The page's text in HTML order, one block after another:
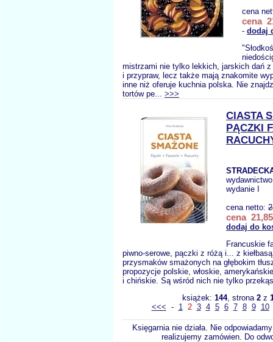
cena
cena
- dodaj
mistrzami nie tylko lekkich, jarskich dań z
i przypraw, lecz także mają znakomite
inne niż oferuje kuchnia polska. Nie
tortów pe... >>>
CIASTA
PĄCZKI
wydanie I
cena netto:
cena 21,85
dodaj do
Francuskie
piwno-serowe, pączki z różą i... z
przysmaków smażonych na głębokim
propozycje polskie, włoskie,
i chińskie. Są wśród nich nie tylko
książek: 144, strona 2z
<<< - 1 2 3 4 5 6 7 8 9 10
Księgarnia nie działa. Nie
realizujemy zamówien. Do